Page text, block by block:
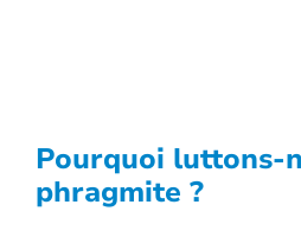
Pourquoi luttons-
phragmite ?